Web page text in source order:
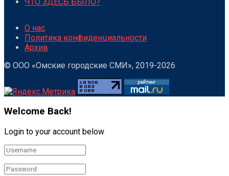
О нас
Политика конфиденциальности
Архив
© ООО «Омские городские СМИ», 2019-2026
Welcome Back!
Login to your account below